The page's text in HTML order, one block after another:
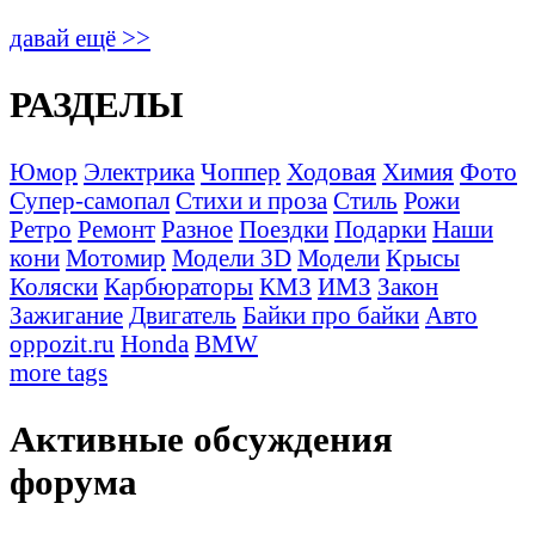
давай ещё >>
РАЗДЕЛЫ
Юмор Электрика Чоппер Ходовая Химия Фото
Супер-самопал Стихи и проза Стиль Рожи
Ретро Ремонт Разное Поездки Подарки Наши
кони Мотомир Модели 3D Модели Крысы
Коляски Карбюраторы КМЗ ИМЗ Закон
Зажигание Двигатель Байки про байки Авто
oppozit.ru Honda BMW
more tags
Активные обсуждения
форума